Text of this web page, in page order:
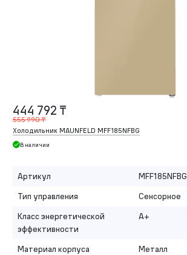
444 792 ₸
555 990 ₸
Холодильник MAUNFELD MFF185NFBG
В наличии
Артикул
MFF185NFBG
Тип управления
Сенсорное
Класс энергетической
эффективности
A+
Материал корпуса Металл